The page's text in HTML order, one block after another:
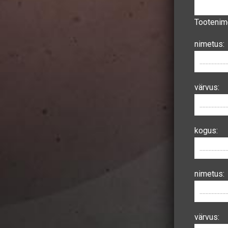
nimetus:
värvus:
kogus:
nimetus:
värvus: